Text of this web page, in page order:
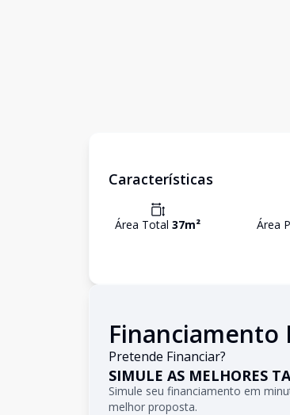
Características
Área Total 37m² Área
Financiamento
Pretende Financiar?
SIMULE AS MELHORES
Simule seu financiamento em
melhor proposta.